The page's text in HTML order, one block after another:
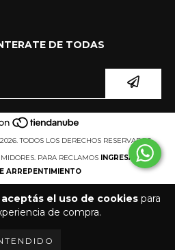
aceptás el uso de cookiespara
de compra.
DE TODAS
TODOS LOS DERECHOS RESERVADOS.
PARA RECLAMOS
INGRESÁ ACÁ.
ARREPENTIMIENTO